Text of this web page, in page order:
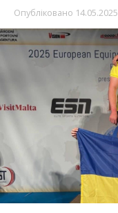
Опубліковано 14.05.2025